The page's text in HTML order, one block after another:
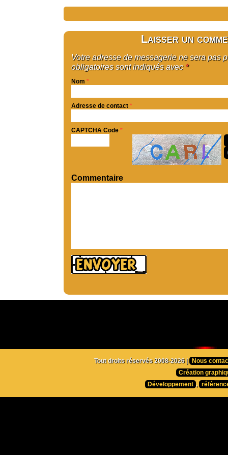
Laisser un
Votre adresse de messagerie ne sera pas
obligatoires sont indiqués avec *
Nom *
Adresse de contact *
CAPTCHA Code *
Commentaire
Tout droits réservés 2008-2026 |
Nous
Création
Développement ,